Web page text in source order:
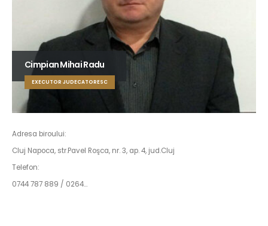
Cimpian Mihai Radu
EXECUTOR JUDECATORESC
Adresa biroului:
Cluj Napoca, str.Pavel Roşca, nr. 3, ap. 4, jud.Cluj
Telefon:
0744 787 889 / 0264…